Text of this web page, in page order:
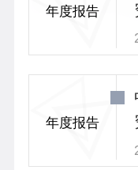
年度报告
年度报告